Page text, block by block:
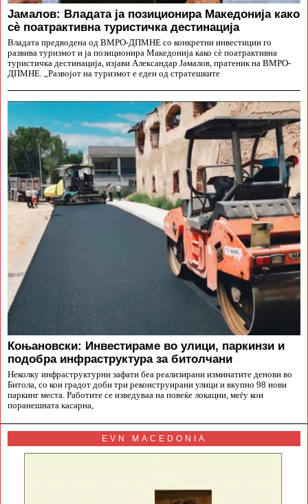
Јамалов: Владата ја позиционира Македонија како
сè поатрактивна туристичка дестинација
Владата предводена од ВМРО-ДПМНЕ со конкретни инвестиции го
развива туризмот и ја позиционира Македонија како сè поатрактивна
туристичка дестинација, изјави Александар Јамалов, пратеник на ВМРО-
ДПМНЕ. „Развојот на туризмот е еден од стратешките
Коњановски: Инвестираме во улици, паркинзи и
подобра инфраструктура за битолчани
Неколку инфраструктурни зафати беа реализирани изминатите денови во
Битола, со кои градот доби три реконструирани улици и вкупно 98 нови
паркинг места. Работите се изведуваа на повеќе локации, меѓу кои
поранешната касарна,
EVN MACEDONIA